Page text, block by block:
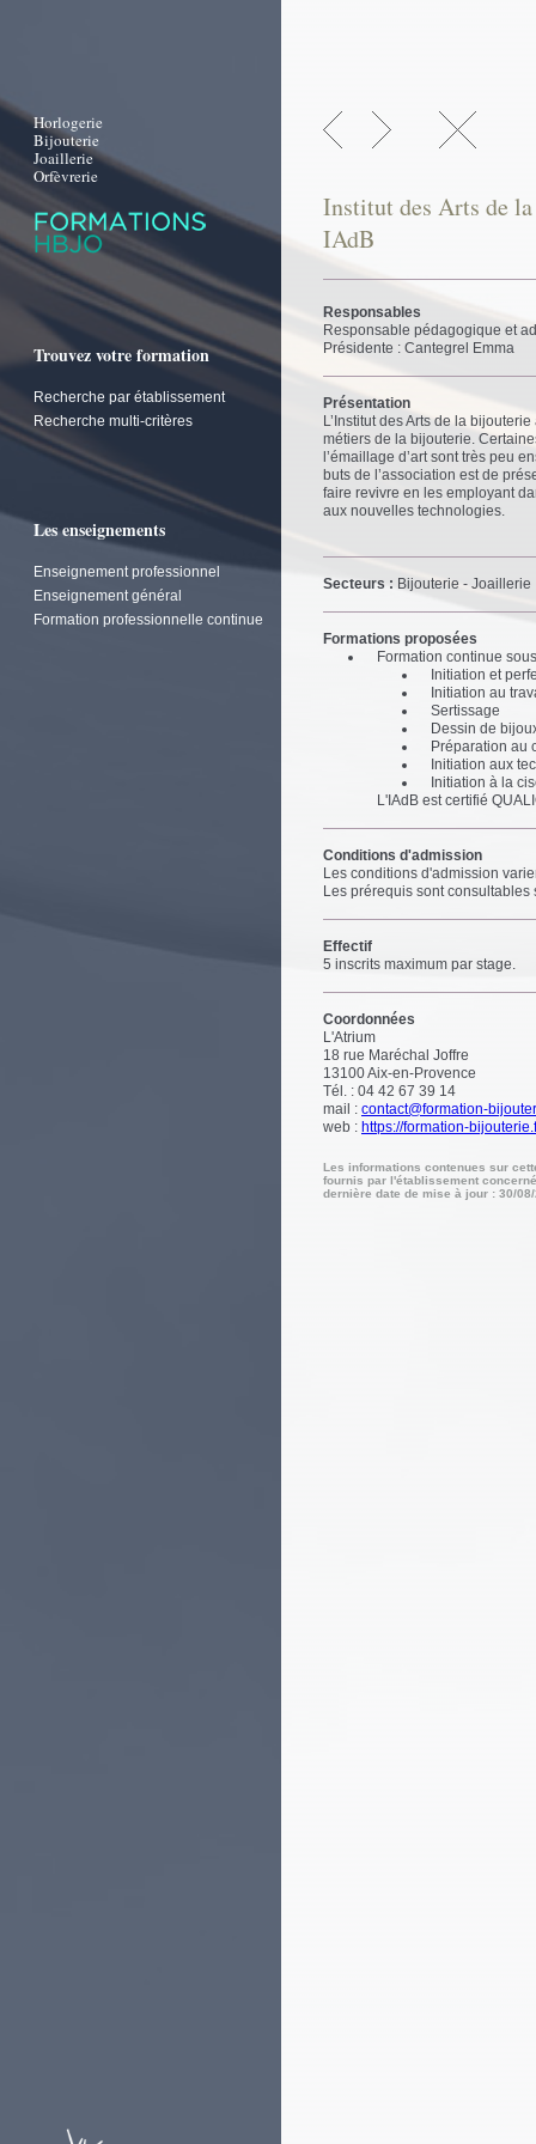
Horlogerie
Bijouterie
Joaillerie
Orfèvrerie
Trouvez votre formation
Recherche par établissement
Recherche multi-critères
Les enseignements
Enseignement professionnel
Enseignement général
Formation professionnelle continue
Institut des Arts de
IAdB
Responsables
Responsable pédagogique et
Présidente : Cantegrel Emma
Présentation
L’Institut des Arts de la
métiers de la bijouterie.
l’émaillage d’art sont très peu
buts de l’association est de
faire revivre en les employant
aux nouvelles technologies.
Secteurs : Bijouterie - Joaillerie
Formations proposées
Formation continue
Initiation et
Initiation au
Sertissage
Dessin de
Préparation au
Initiation aux
Initiation à la
L'IAdB est certifié
Conditions d'admission
Les conditions d'admission
Les prérequis sont consultables
Effectif
5 inscrits maximum par stage.
Coordonnées
L'Atrium
18 rue Maréchal Joffre
13100Aix-en-Provence
Tél. : 04 42 67 39 14
mail : contact@formation-
web : https://formation-
Les informations contenues sur
fournis par l'établissement
dernière date de mise à jour : 30/